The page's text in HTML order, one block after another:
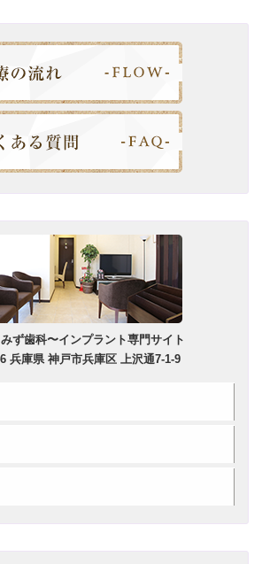
ず歯科〜インプラント専門サイト
兵庫県 神戸市兵庫区 上沢通7-1-9